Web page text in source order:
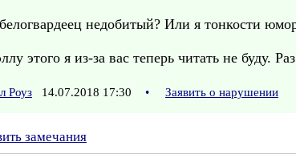
недобитый? Или я тонкости
этого я из-за вас теперь читать не буду.
Роуз 14.07.2018 17:30 • Заявить о нарушении
замечания